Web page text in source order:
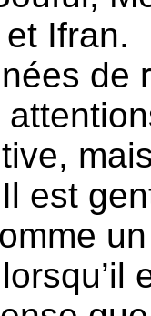
Ifran.
de
est